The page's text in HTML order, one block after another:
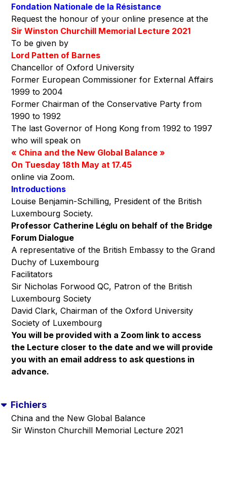
Fondation Nationale de la Résistance
Request the honour of your online presence at the
Sir Winston Churchill Memorial Lecture 2021
To be given by
Lord Patten of Barnes
Chancellor of Oxford University
Former European Commissioner for External Affairs
1999 to 2004
Former Chairman of the Conservative Party from
1990 to 1992
The last Governor of Hong Kong from 1992 to 1997
who will speak on
« China and the New Global Balance »
On Tuesday 18th May at 17.45
online via Zoom.
Introductions
Louise Benjamin-Schilling, President of the British
Luxembourg Society.
Professor Catherine Léglu on behalf of the Bridge
Forum Dialogue
A representative of the British Embassy to the Grand
Duchy of Luxembourg
Facilitators
Sir Nicholas Forwood QC, Patron of the British
Luxembourg Society
David Clark, Chairman of the Oxford University
Society of Luxembourg
You will be provided with a Zoom link to access
the Lecture closer to the date and we will provide
you with an email address to ask questions in
advance.
Fichiers
China and the New Global Balance
Sir Winston Churchill Memorial Lecture 2021